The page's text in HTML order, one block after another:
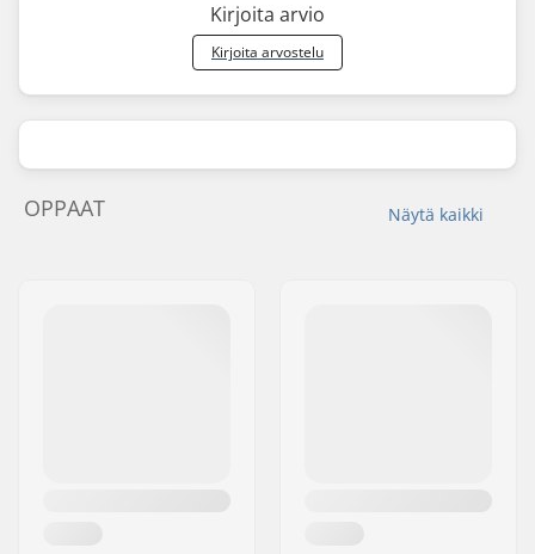
Kirjoita arvio
Kirjoita arvostelu
Näytä kaikki
OPPAAT